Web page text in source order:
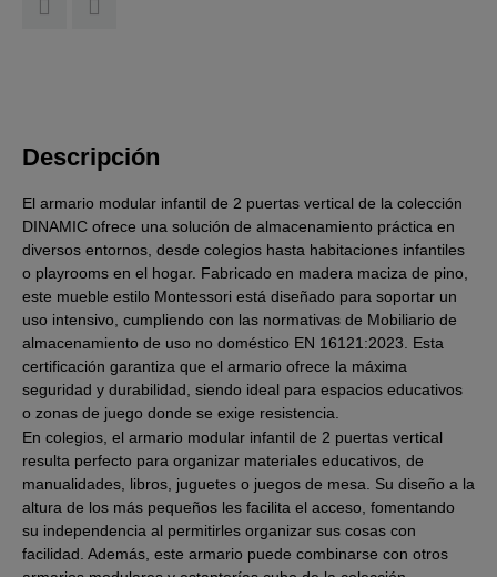
Descripción
El armario modular infantil de 2 puertas vertical de la colección
DINAMIC ofrece una solución de almacenamiento práctica en
diversos entornos, desde colegios hasta habitaciones infantiles
o playrooms en el hogar. Fabricado en madera maciza de pino,
este mueble estilo Montessori está diseñado para soportar un
uso intensivo, cumpliendo con las normativas de Mobiliario de
almacenamiento de uso no doméstico EN 16121:2023. Esta
certificación garantiza que el armario ofrece la máxima
seguridad y durabilidad, siendo ideal para espacios educativos
o zonas de juego donde se exige resistencia.
En colegios, el armario modular infantil de 2 puertas vertical
resulta perfecto para organizar materiales educativos, de
manualidades, libros, juguetes o juegos de mesa. Su diseño a la
altura de los más pequeños les facilita el acceso, fomentando
su independencia al permitirles organizar sus cosas con
facilidad. Además, este armario puede combinarse con otros